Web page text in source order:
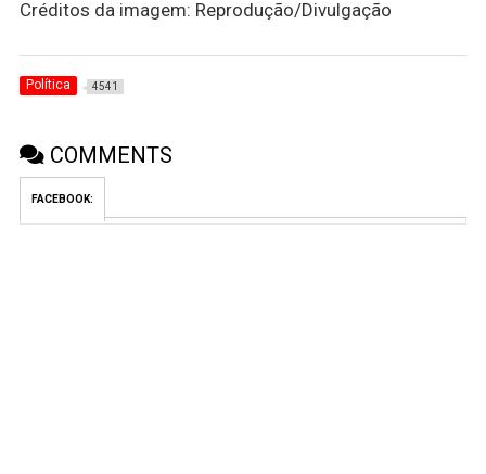
Créditos da imagem: Reprodução/Divulgação
Política 4541
COMMENTS
FACEBOOK: